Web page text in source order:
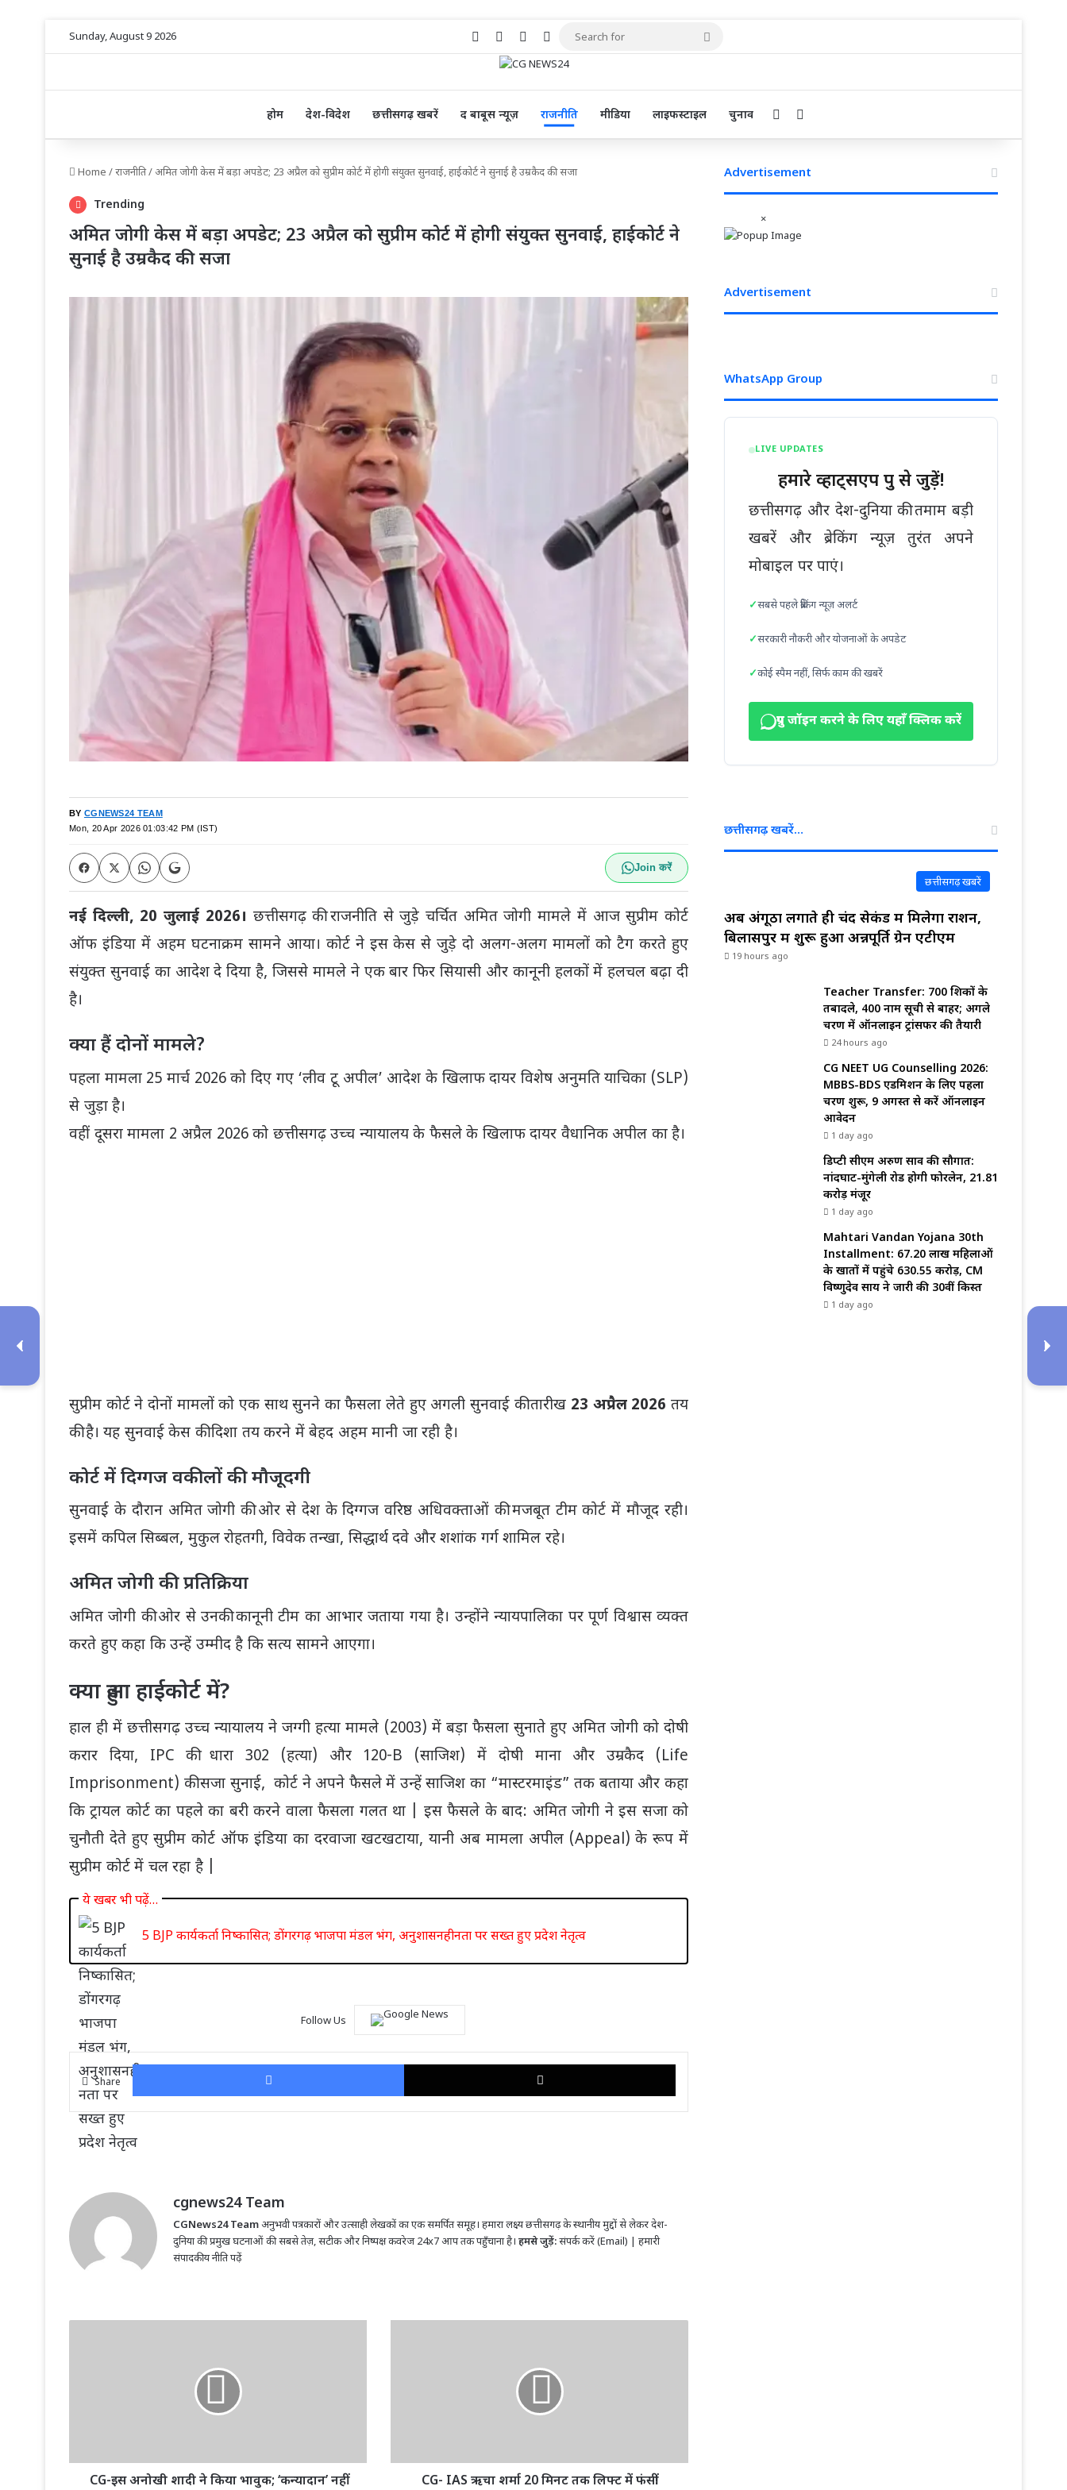
Sunday, August 9 2026 Facebook PinterestYouTube
होम देश-विदेश छत्तीसगढ़ खबरें द बाबूस न्यूज़ राजनीति मीडिया लाइफस्टाइल चुनाव Sidebar
Home /राजनीति/ अमित जोगी केस में बड़ा अपडेट; 23 अप्रैल को सुप्रीम कोर्ट में होगी संयुक्त सुनवाई, हाईकोर्ट ने सुनाई है उम्रकैद की सजा
Trending
अमित जोगी केस में बड़ा अपडेट; 23 अप्रैल को सुप्रीम कोर्ट में होगी संयुक्त सुनवाई, हाईकोर्ट ने
सुनाई है उम्रकैद की सजा
BY CGNEWS24 TEAM
Mon, 20 Apr 2026 01:03:42 PM (IST)
Join करें
नई दिल्ली, 20 जुलाई 2026। छत्तीसगढ़ की राजनीति से जुड़े चर्चित अमित जोगी मामले में आजसुप्रीम कोर्ट
ऑफ इंडियामें अहम घटनाक्रम सामने आया। कोर्ट ने इस केस से जुड़े दो अलग-अलग मामलों को टैग करते हुए
संयुक्त सुनवाई का आदेश दे दिया है, जिससे मामले ने एक बार फिर सियासी और कानूनी हलकों में हलचल बढ़ा दी
है।
क्या हैं दोनों मामले?
पहला मामला 25 मार्च 2026 को दिए गए ‘लीव टू अपील’ आदेश के खिलाफ दायर विशेष अनुमति याचिका (SLP)
से जुड़ा है।
वहीं दूसरा मामला 2 अप्रैल 2026 को छत्तीसगढ़ उच्च न्यायालयके फैसले के खिलाफ दायर वैधानिक अपील का है।
सुप्रीम कोर्ट ने दोनों मामलों को एक साथ सुनने का फैसला लेते हुए अगली सुनवाई की तारीख 23 अप्रैल 2026 तय
की है। यह सुनवाई केस की दिशा तय करने में बेहद अहम मानी जा रही है।
कोर्ट में दिग्गज वकीलों की मौजूदगी
सुनवाई के दौरान अमित जोगी की ओर से देश के दिग्गज वरिष्ठ अधिवक्ताओं की मजबूत टीम कोर्ट में मौजूद रही।
इसमें कपिल सिब्बल, मुकुल रोहतगी, विवेक तन्खा, सिद्धार्थ दवे और शशांक गर्गशामिल रहे।
अमित जोगी की प्रतिक्रिया
अमित जोगी की ओर से उनकी कानूनी टीम का आभार जताया गया है। उन्होंने न्यायपालिका पर पूर्ण विश्वास व्यक्त
करते हुए कहा कि उन्हें उम्मीद है कि सत्य सामने आएगा।
क्या हुआ हाईकोर्ट में?
हाल ही मेंछत्तीसगढ़ उच्च न्यायालय ने जग्गी हत्या मामले (2003) में बड़ा फैसला सुनाते हुए अमित जोगीको दोषी
करार दिया, IPC की धारा 302 (हत्या) और 120-B (साजिश) में दोषी माना और उम्रकैद (Life
Imprisonment) की सजा सुनाई, कोर्ट ने अपने फैसले में उन्हें साजिश का “मास्टरमाइंड” तक बताया और कहा
कि ट्रायल कोर्ट का पहले का बरी करने वाला फैसला गलत था | इस फैसले के बाद: अमित जोगी ने इस सजा को
चुनौती देते हुएसुप्रीम कोर्ट ऑफ इंडियाका दरवाजा खटखटाया, यानी अब मामला अपील (Appeal) के रूप में
सुप्रीम कोर्ट में चल रहा है |
ये खबर भी पढ़ें…
5 BJP कार्यकर्ता निष्कासित; डोंगरगढ़ भाजपा मंडल भंग, अनुशासनहीनता पर सख्त हुए प्रदेश नेतृत्व
Follow Us
Share
Facebook X
cgnews24 Team
CGNews24 Teamअनुभवी पत्रकारों और उत्साही लेखकों का एक समर्पित समूह। हमारा लक्ष्य छत्तीसगढ़ के स्थानीय मुद्दों से लेकर देश-
दुनिया की प्रमुख घटनाओं की सबसे तेज़, सटीक और निष्पक्ष कवरेज 24x7 आप तक पहुँचाना है। हमसे जुड़ें:संपर्क करें (Email) | हमारी
संपादकीय नीति पढ़ें
नहीं
‘वरदान’....CG-इस अनोखी शादी ने किया भावुक; ‘कन्यादान’ नहीं
में
CG- IAS ऋचा शर्मा 20 मिनट तक लिफ्ट में फंसीं!
Advertisement
×
Advertisement
WhatsApp Group
LIVE UPDATES
हमारे व्हाट्सएप ग्रुप से जुड़ें!
छत्तीसगढ़ और देश-दुनिया की तमाम बड़ी
खबरें और ब्रेकिंग न्यूज़ तुरंत अपने
मोबाइल पर पाएं।
सबसे पहले ब्रेकिंग न्यूज़ अलर्ट
सरकारी नौकरी और योजनाओं के अपडेट
कोई स्पैम नहीं, सिर्फ काम की खबरें
ग्रुप जॉइन करने के लिए यहाँ क्लिक करें
छत्तीसगढ़ खबरें…
छत्तीसगढ़ खबरें
अब अंगूठा लगाते ही चंद सेकंड में मिलेगा राशन,
बिलासपुर में शुरू हुआ अन्नपूर्ति ग्रेन एटीएम
19 hours ago
Teacher Transfer: 700 शिक्षकों के
तबादले, 400 नाम सूची से बाहर; अगले
चरण में ऑनलाइन ट्रांसफर की तैयारी
24 hours ago
CG NEET UG Counselling 2026:
MBBS-BDS एडमिशन के लिए पहला
चरण शुरू, 9 अगस्त से करें ऑनलाइन
आवेदन
1 day ago
डिप्टी सीएम अरुण साव की सौगात:
नांदघाट-मुंगेली रोड होगी फोरलेन, ₹21.81
करोड़ मंजूर
1 day ago
Mahtari Vandan Yojana 30th
Installment: 67.20 लाख महिलाओं
के खातों में पहुंचे 630.55 करोड़, CM
विष्णुदेव साय ने जारी की 30वीं किस्त
1 day ago